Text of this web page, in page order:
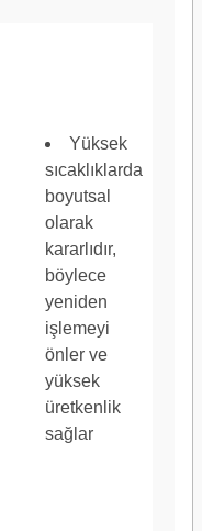
Kehribar
Yüksek
sıcaklıklarda
boyutsal
olarak
kararlıdır,
böylece
yeniden
işlemeyi
önler ve
yüksek
üretkenlik
sağlar